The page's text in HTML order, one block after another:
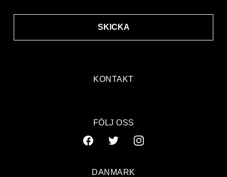
KONTAKT
SKICKA
FÖLJ OSS
DANMARK